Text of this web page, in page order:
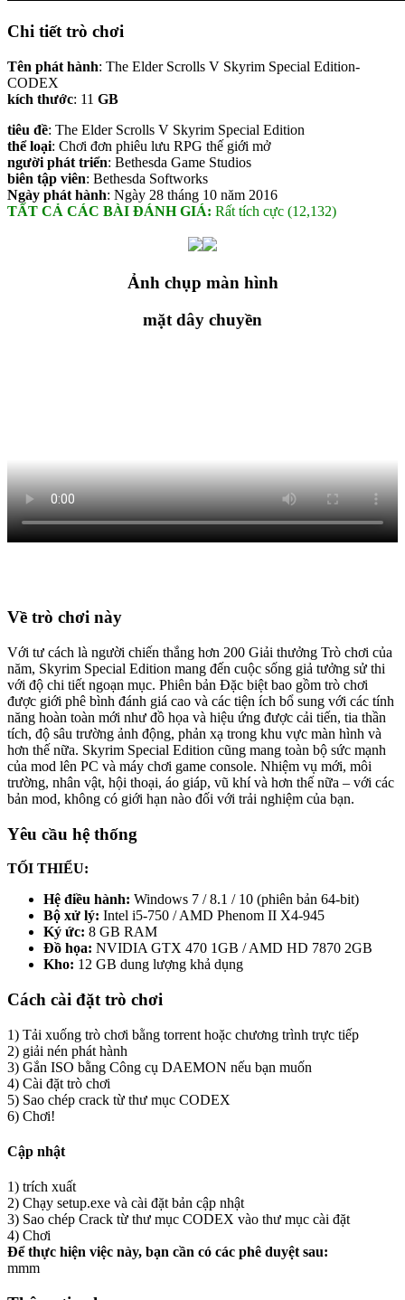
Chi tiết trò chơi
Tên phát hành: The Elder Scrolls V Skyrim Special Edition-
CODEX
kích thước: 11 GB
tiêu đề: The Elder Scrolls V Skyrim Special Edition
thể loại: Chơi đơn phiêu lưu RPG thế giới mở
người phát triển: Bethesda Game Studios
biên tập viên: Bethesda Softworks
Ngày phát hành: Ngày 28 tháng 10 năm 2016
TẤT CẢ CÁC BÀI ĐÁNH GIÁ: Rất tích cực (12,132)
Ảnh chụp màn hình
mặt dây chuyền
Về trò chơi này
Với tư cách là người chiến thắng hơn 200 Giải thưởng Trò chơi của
năm, Skyrim Special Edition mang đến cuộc sống giả tưởng sử thi
với độ chi tiết ngoạn mục. Phiên bản Đặc biệt bao gồm trò chơi
được giới phê bình đánh giá cao và các tiện ích bổ sung với các tính
năng hoàn toàn mới như đồ họa và hiệu ứng được cải tiến, tia thần
tích, độ sâu trường ảnh động, phản xạ trong khu vực màn hình và
hơn thế nữa. Skyrim Special Edition cũng mang toàn bộ sức mạnh
của mod lên PC và máy chơi game console. Nhiệm vụ mới, môi
trường, nhân vật, hội thoại, áo giáp, vũ khí và hơn thế nữa – với các
bản mod, không có giới hạn nào đối với trải nghiệm của bạn.
Yêu cầu hệ thống
TỐI THIỂU:
Hệ điều hành: Windows 7 / 8.1 / 10 (phiên bản 64-bit)
Bộ xử lý: Intel i5-750 / AMD Phenom II X4-945
Ký ức: 8 GB RAM
Đồ họa: NVIDIA GTX 470 1GB / AMD HD 7870 2GB
Kho: 12 GB dung lượng khả dụng
Cách cài đặt trò chơi
1) Tải xuống trò chơi bằng torrent hoặc chương trình trực tiếp
2) giải nén phát hành
3) Gắn ISO bằng Công cụ DAEMON nếu bạn muốn
4) Cài đặt trò chơi
5) Sao chép crack từ thư mục CODEX
6) Chơi!
Cập nhật
1) trích xuất
2) Chạy setup.exe và cài đặt bản cập nhật
3) Sao chép Crack từ thư mục CODEX vào thư mục cài đặt
4) Chơi
Để thực hiện việc này, bạn cần có các phê duyệt sau:
mmm